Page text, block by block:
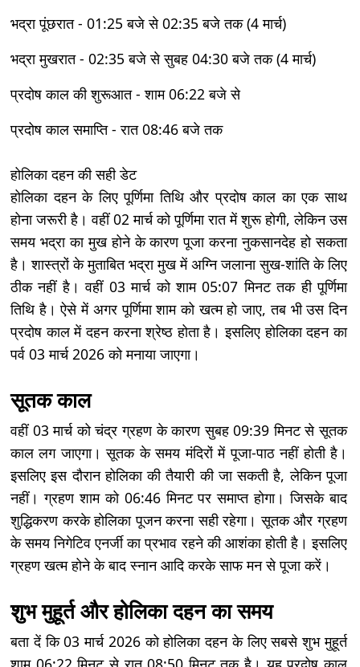
भद्रा पूंछरात - 01:25 बजे से 02:35 बजे तक (4 मार्च)
भद्रा मुखरात - 02:35 बजे से सुबह 04:30 बजे तक (4 मार्च)
प्रदोष काल की शुरूआत - शाम 06:22 बजे से
प्रदोष काल समाप्ति - रात 08:46 बजे तक
होलिका दहन की सही डेट
होलिका दहन के लिए पूर्णिमा तिथि और प्रदोष काल का एक साथ
होना जरूरी है। वहीं 02 मार्च को पूर्णिमा रात में शुरू होगी, लेकिन उस
समय भद्रा का मुख होने के कारण पूजा करना नुकसानदेह हो सकता
है। शास्त्रों के मुताबित भद्रा मुख में अग्नि जलाना सुख-शांति के लिए
ठीक नहीं है। वहीं 03 मार्च को शाम 05:07 मिनट तक ही पूर्णिमा
तिथि है। ऐसे में अगर पूर्णिमा शाम को खत्म हो जाए, तब भी उस दिन
प्रदोष काल में दहन करना श्रेष्ठ होता है। इसलिए होलिका दहन का
पर्व 03 मार्च 2026 को मनाया जाएगा।
सूतक काल
वहीं 03 मार्च को चंद्र ग्रहण के कारण सुबह 09:39 मिनट से सूतक
काल लग जाएगा। सूतक के समय मंदिरों में पूजा-पाठ नहीं होती है।
इसलिए इस दौरान होलिका की तैयारी की जा सकती है, लेकिन पूजा
नहीं। ग्रहण शाम को 06:46 मिनट पर समाप्त होगा। जिसके बाद
शुद्धिकरण करके होलिका पूजन करना सही रहेगा। सूतक और ग्रहण
के समय निगेटिव एनर्जी का प्रभाव रहने की आशंका होती है। इसलिए
ग्रहण खत्म होने के बाद स्नान आदि करके साफ मन से पूजा करें।
शुभ मुहूर्त और होलिका दहन का समय
बता दें कि 03 मार्च 2026 को होलिका दहन के लिए सबसे शुभ मुहूर्त